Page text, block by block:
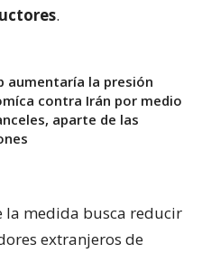
.
aumentaría la presión
contra Irán por medio
aparte de las
la medida busca reducir
extranjeros de